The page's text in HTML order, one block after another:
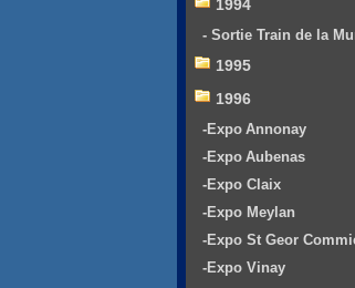
1994
- Sortie Train de la
1995
1996
-Expo Annonay
-Expo Aubenas
-Expo Claix
-Expo Meylan
-Expo St Geor
-Expo Vinay